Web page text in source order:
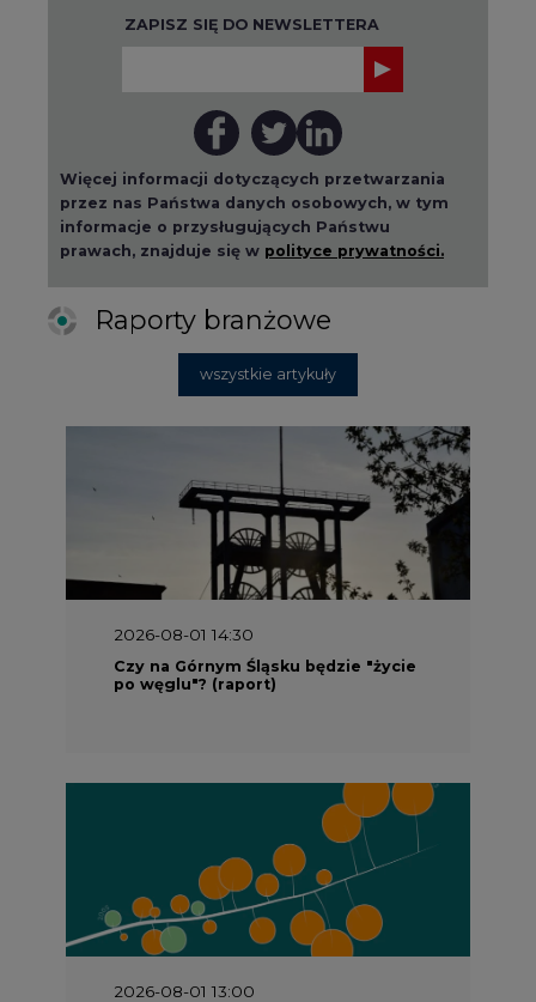
ZAPISZ SIĘ DO NEWSLETTERA
Więcej informacji dotyczących przetwarzania
przez nas Państwa danych osobowych, w tym
informacje o przysługujących Państwu
prawach, znajduje się w polityce prywatności.
Raporty branżowe
wszystkie artykuły
2026-08-01 14:30
Czy na Górnym Śląsku będzie "życie
po węglu"? (raport)
2026-08-01 13:00